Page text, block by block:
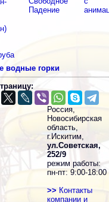
Падение
водные горки
Россия,
Новосибирская
область,
г.Искитим,
ул.Советская,
252/9
режим работы:
пн-пт: 9:00-18:00
>> Контакты
компании и